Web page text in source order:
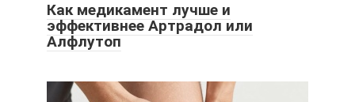
Как медикамент лучше и
эффективнее Артрадол или
Алфлутоп